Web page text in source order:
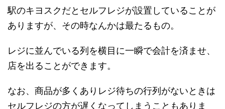
駅のキヨスクだとセルフレジが設置していることが
ありますが、その時なんかは最たるもの。
レジに並んでいる列を横目に一瞬で会計を済ませ、
店を出ることができます。
なお、商品が多くありレジ待ちの行列がないときは
セルフレジの方が遅くなってしまうこともありま